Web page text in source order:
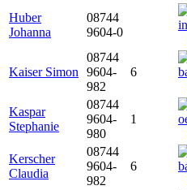
Huber
Johanna
08744
9604-0
Kaiser Simon
08744
9604-
982
6
Kaspar
Stephanie
08744
9604-
980
1
Kerscher
Claudia
08744
9604-
982
6